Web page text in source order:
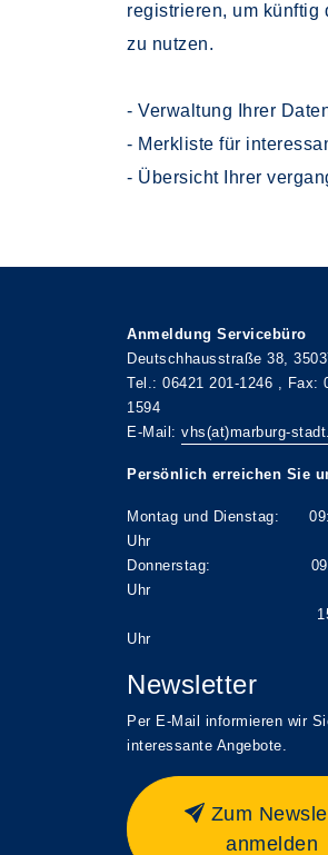
registrieren, um künftig
zu nutzen.
- Verwaltung Ihrer
- Merkliste für
- Übersicht Ihrer
Anmeldung Servicebüro
Deutschhausstraße 38,
Tel.: 06421 201-1246 , Fax:
1594
E-Mail: vhs(at)marburg-
Persönlich erreichen Sie
Montag und Dienstag:
Uhr
Donnerstag: 09:00
Uhr
15:00 -
Uhr
Newsletter
Per E-Mail informieren wir
interessante Angebote.
Zum
anmelden